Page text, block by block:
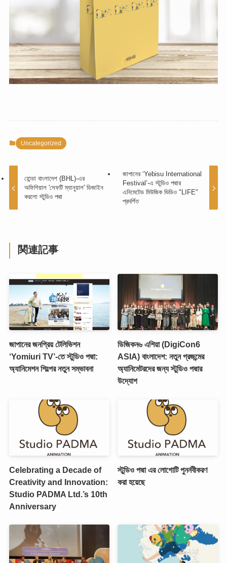
Uncategorized
হোন্ডা বাংলাদেশ (BHL)-এর
অফিশিয়াল 'সেফটি ম্যানুয়াল' ডিজাইন
করলো স্টুডিও পদ্মা
জাপানের ‘Yebisu International
Festival’-এ স্টুডিও পদ্মার
এনিমেটেড মিউজিক ভিডিও "LIFE"
প্রদর্শিত
関連記事
জাপানের জনপ্রিয় টেলিভিশন
‘Yomiuri TV’-তে স্টুডিও পদ্মা:
অ্যানিমেশন শিল্পের নতুন সম্ভাবনা
ডিজিকন৬ এশিয়া (DigiCon6
ASIA) বাংলাদেশ: নতুন প্রজন্মের
অ্যানিমেটরদের জন্য স্টুডিও পদ্মার
উদ্যোগ
Celebrating a Decade of
Creativity and Innovation:
Studio PADMA Ltd.’s 10th
Anniversary
স্টুডিও পদ্মা এর লোগোটি পুনর্নবীকরণ
করা হয়েছে